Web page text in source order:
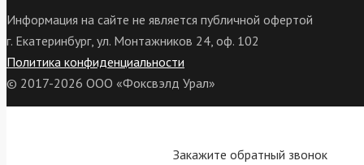
Информация на сайте не является публичной офертой
г. Екатеринбург, ул. Монтажников 24, оф. 102
Политика конфиденциальности
© 2017-2026 ООО «Фоксвэлд Урал»
Закажите обратный звонок